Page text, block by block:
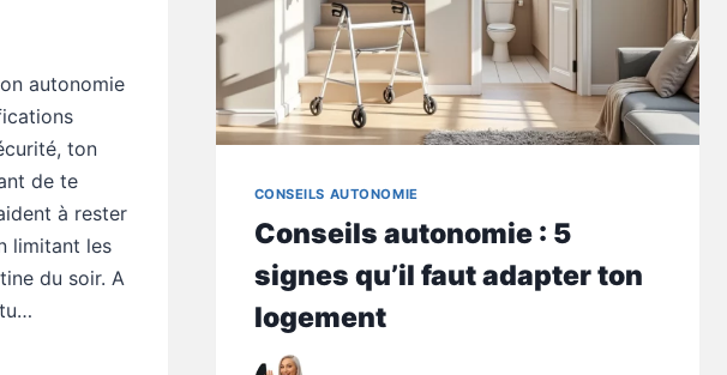
autonomie
ton
de te
à rester
limitant les
du soir. A
CONSEILS AUTONOMIE
Conseils autonomie : 5
signes qu’il faut adapter ton
logement